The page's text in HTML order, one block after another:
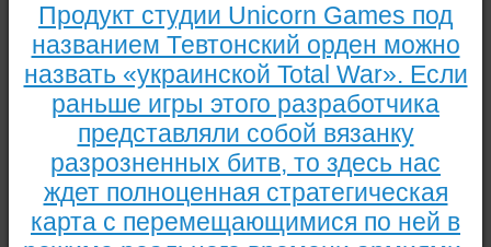
Продукт студии Unicorn Games под
названием Тевтонский орден можно
назвать «украинской Total War». Если
раньше игры этого разработчика
представляли собой вязанку
разрозненных битв, то здесь нас
ждет полноценная стратегическая
карта с перемещающимися по ней в